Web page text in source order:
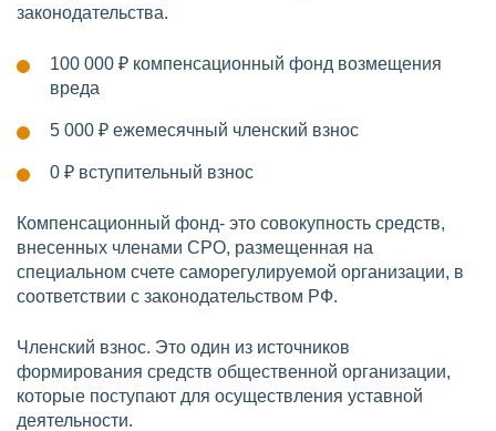
законодательства.
100 000 ₽ компенсационный фонд возмещения
вреда
5 000 ₽ ежемесячный членский взнос
0 ₽ вступительный взнос
Компенсационный фонд- это совокупность средств,
внесенных членами СРО, размещенная на
специальном счете саморегулируемой организации, в
соответствии с законодательством РФ.
Членский взнос. Это один из источников
формирования средств общественной организации,
которые поступают для осуществления уставной
деятельности.